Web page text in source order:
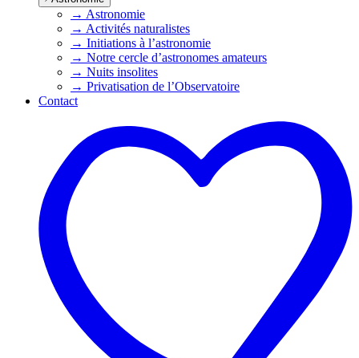
→ Astronomie
→ Activités naturalistes
→ Initiations à l’astronomie
→ Notre cercle d’astronomes amateurs
→ Nuits insolites
→ Privatisation de l’Observatoire
Contact